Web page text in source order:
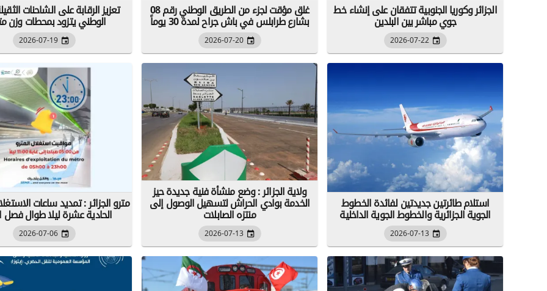
الجزائر وكوريا الجنوبية تتفقان على إنشاء خط
جوي مباشر بين البلدين
2026-07-22
غلق مؤقت لجزء من الطريق الوطني رقم 08
بشارع طرابلس في باش جراح لمدة 30 يوماً
2026-07-20
تعزيز الرقابة على الشاحنات
الوطني يتزود بمحطات وزن
2026-07-19
استلام طائرتين جديدتين لفائدة الخطوط
الجوية الجزائرية والخطوط الجوية الداخلية
2026-07-13
ولاية الجزائر : وضع منشأة فنية جديدة حيز
الخدمة بوادي الحراش لتسهيل الوصول إلى
منتزه الصابلات
2026-07-13
مترو الجزائر : تمديد ساعات
الحادية عشرة ليلا طوال
2026-07-06